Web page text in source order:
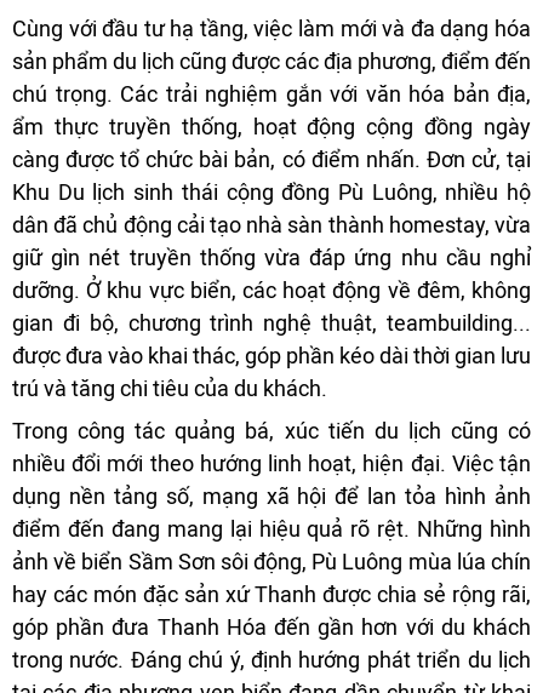
Cùng với đầu tư hạ tầng, việc làm mới và đa dạng hóa
sản phẩm du lịch cũng được các địa phương, điểm đến
chú trọng. Các trải nghiệm gắn với văn hóa bản địa,
ẩm thực truyền thống, hoạt động cộng đồng ngày
càng được tổ chức bài bản, có điểm nhấn. Đơn cử, tại
Khu Du lịch sinh thái cộng đồng Pù Luông, nhiều hộ
dân đã chủ động cải tạo nhà sàn thành homestay, vừa
giữ gìn nét truyền thống vừa đáp ứng nhu cầu nghỉ
dưỡng. Ở khu vực biển, các hoạt động về đêm, không
gian đi bộ, chương trình nghệ thuật, teambuilding...
được đưa vào khai thác, góp phần kéo dài thời gian lưu
trú và tăng chi tiêu của du khách.
Trong công tác quảng bá, xúc tiến du lịch cũng có
nhiều đổi mới theo hướng linh hoạt, hiện đại. Việc tận
dụng nền tảng số, mạng xã hội để lan tỏa hình ảnh
điểm đến đang mang lại hiệu quả rõ rệt. Những hình
ảnh về biển Sầm Sơn sôi động, Pù Luông mùa lúa chín
hay các món đặc sản xứ Thanh được chia sẻ rộng rãi,
góp phần đưa Thanh Hóa đến gần hơn với du khách
trong nước. Đáng chú ý, định hướng phát triển du lịch